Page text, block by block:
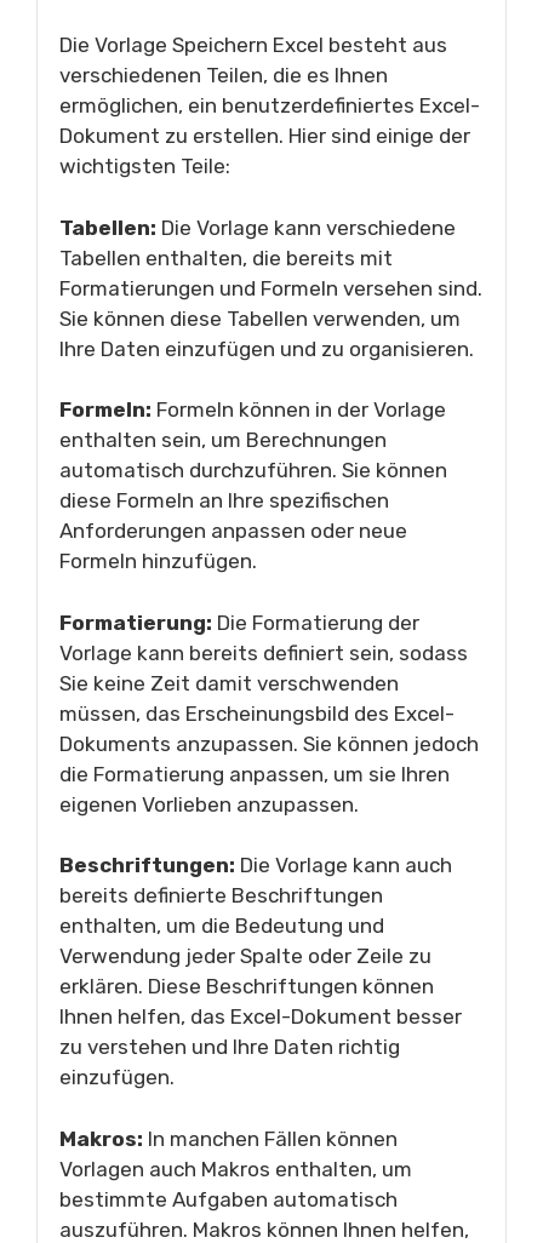
Die Vorlage Speichern Excel besteht aus
verschiedenen Teilen, die es Ihnen
ermöglichen, ein benutzerdefiniertes Excel-
Dokument zu erstellen. Hier sind einige der
wichtigsten Teile:
Tabellen: Die Vorlage kann verschiedene
Tabellen enthalten, die bereits mit
Formatierungen und Formeln versehen sind.
Sie können diese Tabellen verwenden, um
Ihre Daten einzufügen und zu organisieren.
Formeln: Formeln können in der Vorlage
enthalten sein, um Berechnungen
automatisch durchzuführen. Sie können
diese Formeln an Ihre spezifischen
Anforderungen anpassen oder neue
Formeln hinzufügen.
Formatierung: Die Formatierung der
Vorlage kann bereits definiert sein, sodass
Sie keine Zeit damit verschwenden
müssen, das Erscheinungsbild des Excel-
Dokuments anzupassen. Sie können jedoch
die Formatierung anpassen, um sie Ihren
eigenen Vorlieben anzupassen.
Beschriftungen: Die Vorlage kann auch
bereits definierte Beschriftungen
enthalten, um die Bedeutung und
Verwendung jeder Spalte oder Zeile zu
erklären. Diese Beschriftungen können
Ihnen helfen, das Excel-Dokument besser
zu verstehen und Ihre Daten richtig
einzufügen.
Makros: In manchen Fällen können
Vorlagen auch Makros enthalten, um
bestimmte Aufgaben automatisch
auszuführen. Makros können Ihnen helfen,